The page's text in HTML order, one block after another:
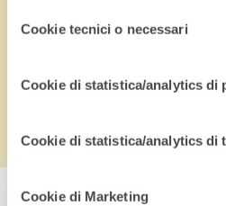
specifiche per i servizi forniti
delCookie tecnici o necessari
Cookie di statistica/analytics di
Cookie di statistica/analytics di
Cookie di Marketing